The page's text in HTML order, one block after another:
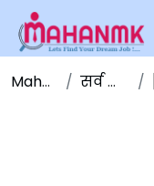
Maha NMK सर्व जाहिराती